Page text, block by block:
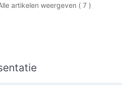
artikelen weergeven ( 7 )